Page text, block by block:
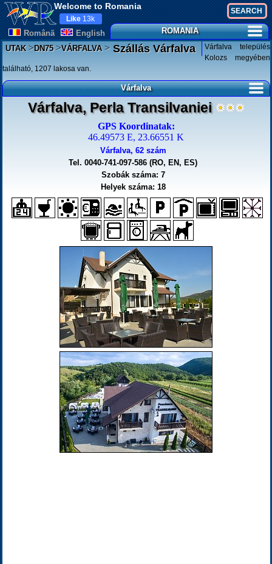
Welcome to Romania
Românã English
Like 13k
ROMANIA
UTAK>DN75>VÁRFALVA>Szállás Várfalva
Várfalva település
Kolozs megyében
található, 1207 lakosa van.
Várfalva
Várfalva, Perla Transilvaniei
GPS Koordinatak:
46.49573 E, 23.66551 K
Várfalva, 62 szám
Tel. 0040-741-097-586 (RO, EN, ES)
Szobák száma: 7
Helyek száma: 18